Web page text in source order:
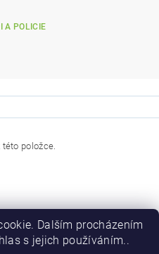
A POLICIE
položce.
Dalším procházením
s jejich používáním..